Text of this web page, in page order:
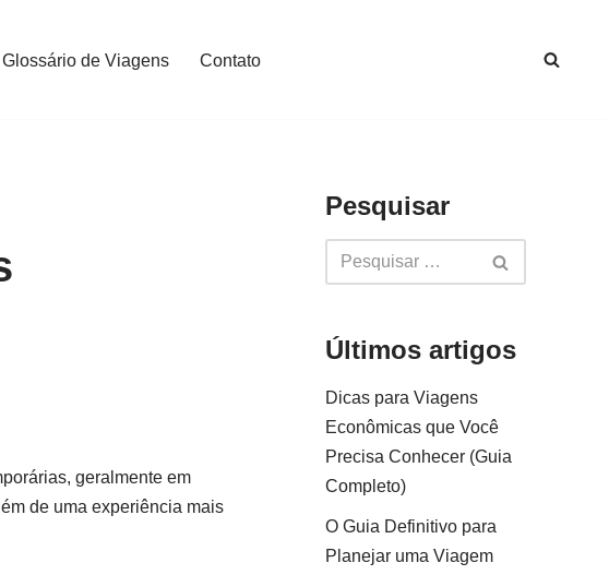
Glossário de Viagens Contato
geralmente em
de uma experiência mais
Pesquisar
Últimos artigos
Dicas para Viagens
Econômicas que Você
Precisa Conhecer (Guia
Completo)
O Guia Definitivo para
Planejar uma Viagem